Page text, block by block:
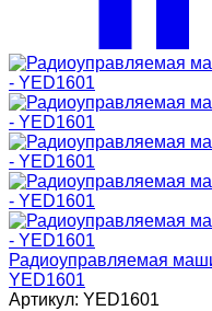
Радиоуправляемая
YED1601
Артикул: YED1601